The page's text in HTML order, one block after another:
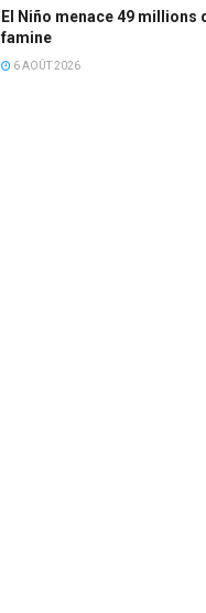
El Niño menace 49 millions
famine
6 AOÛT 2026